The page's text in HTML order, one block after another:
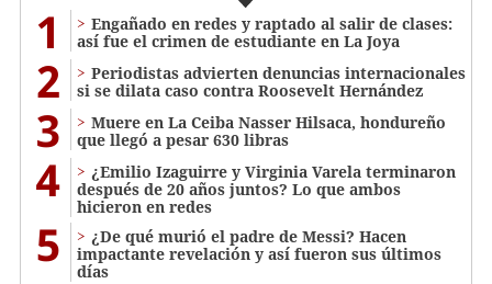
1
Engañado en redes y raptado al salir de clases:
así fue el crimen de estudiante en La Joya
2
Periodistas advierten denuncias internacionales
si se dilata caso contra Roosevelt Hernández
3
Muere en La Ceiba Nasser Hilsaca, hondureño
que llegó a pesar 630 libras
4
¿Emilio Izaguirre y Virginia Varela terminaron
después de 20 años juntos? Lo que ambos
hicieron en redes
5
¿De qué murió el padre de Messi? Hacen
impactante revelación y así fueron sus últimos
días